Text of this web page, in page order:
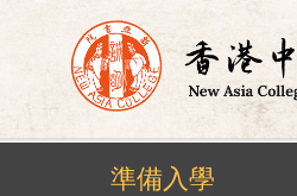
準備入學